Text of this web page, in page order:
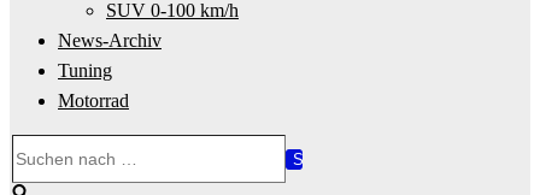
SUV 0-100 km/h
News-Archiv
Tuning
Motorrad
nach …